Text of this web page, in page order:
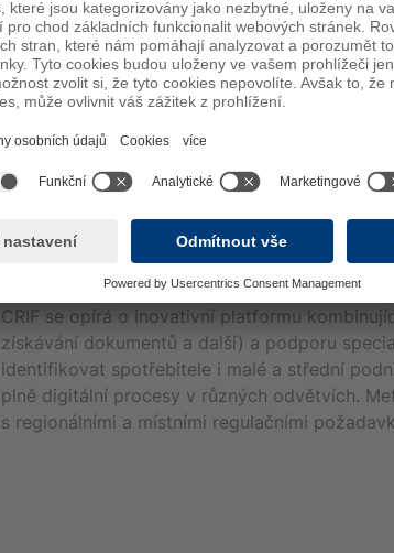
Detaily
Správná a bezpečná
společností
CRIF se opírá o inovativní platformu
získávání dokumentů a další) a podporu
identifikovat spotřebitele i malé a střední
plně digitální procesy v různých odvětvích.
s regionálními a místními regulačními